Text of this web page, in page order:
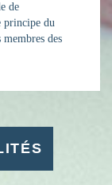
de
principe du
des